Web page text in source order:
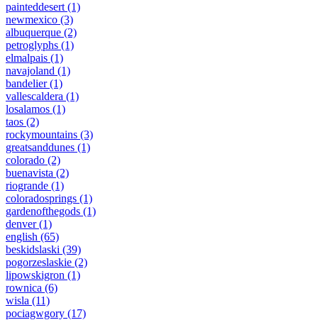
painteddesert (1)
newmexico (3)
albuquerque (2)
petroglyphs (1)
elmalpais (1)
navajoland (1)
bandelier(1)
vallescaldera (1)
losalamos (1)
taos (2)
rockymountains (3)
greatsanddunes (1)
colorado (2)
buenavista (2)
riogrande (1)
coloradosprings (1)
gardenofthegods (1)
denver(1)
english (65)
beskidslaski (39)
pogorzeslaskie (2)
lipowskigron (1)
rownica (6)
wisla (11)
pociagwgory (17)